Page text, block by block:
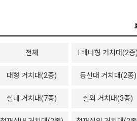
전체 I 배너형 거치대(2종)
대형 거치대(2종) 등신대 거치대(2종)
실내 거치대(7종) 실외 거치대(3종)